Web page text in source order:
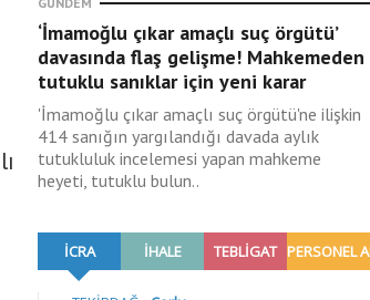
‘İmamoğlu çıkar amaçlı suç örgütü’
davasında flaş gelişme! Mahkemeden
tutuklu sanıklar için yeni karar
'İmamoğlu çıkar amaçlı suç örgütü'ne ilişkin
414 sanığın yargılandığı davada aylık
tutukluluk incelemesi yapan mahkeme
heyeti, tutuklu bulun..